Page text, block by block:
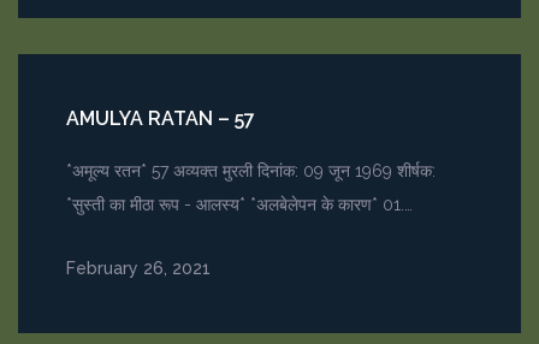
AMULYA RATAN – 57
*अमूल्य रतन* 57 अव्यक्त मुरली दिनांक: 09 जून 1969 शीर्षक:
*सुस्ती का मीठा रूप - आलस्य* *अलबेलेपन के कारण* 01.…
February 26, 2021